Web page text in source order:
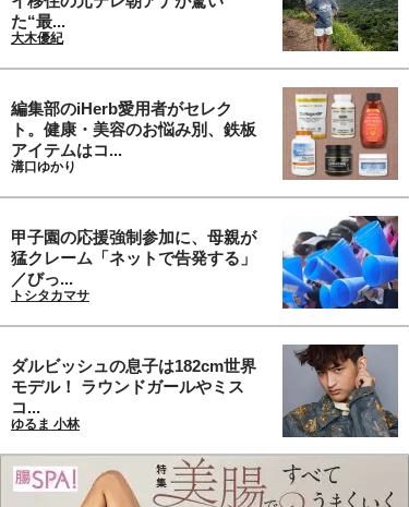
た“最...
大木優紀
編集部のiHerb愛用者がセレク
ト。健康・美容のお悩み別、鉄板
アイテムはコ...
溝口ゆかり
甲子園の応援強制参加に、母親が
猛クレーム「ネットで告発する」
／びっ...
トシタカマサ
ダルビッシュの息子は182cm世界
モデル！ ラウンドガールやミス
コ...
ゆるま 小林